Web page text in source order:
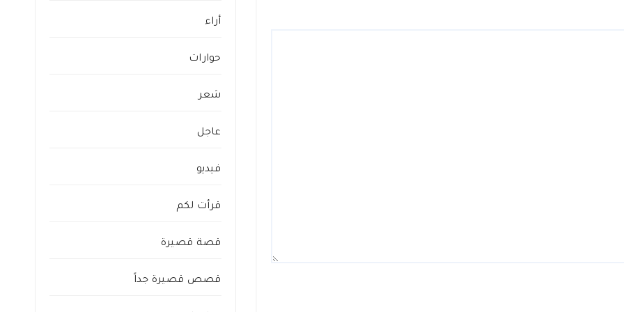
أراء
حوارات
شعر
عاجل
فيديو
قرأت لكم
قصة قصيرة
قصص قصيرة جداً